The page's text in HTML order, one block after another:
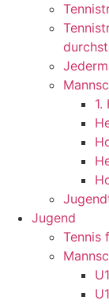
1.
Jugend
Tennis